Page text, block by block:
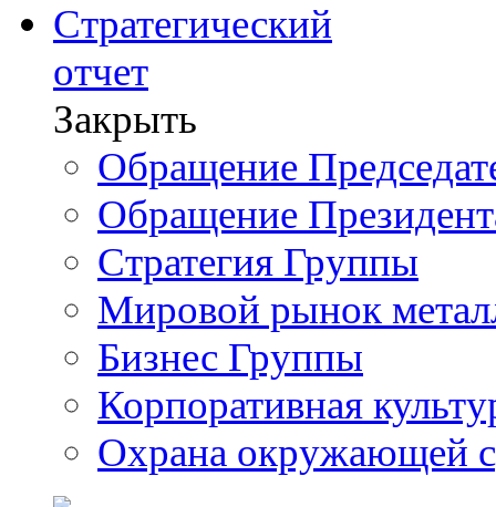
Стратегический
отчет
Закрыть
Обращение
Обращение
Стратегия Группы
Мировой рынок
Бизнес Группы
Корпоративная
Охрана окружающей